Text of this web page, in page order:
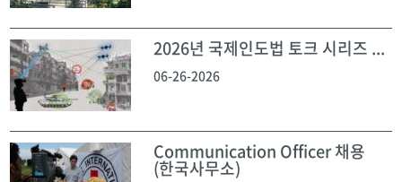
2026년 국제인도법 토크 시리즈 ...
06-26-2026
Communication Officer 채용
(한국사무소)